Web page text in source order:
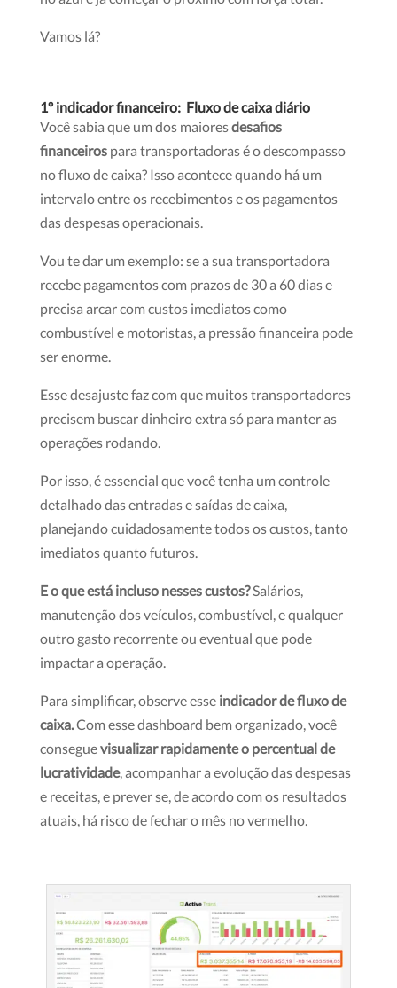
Vamos lá?
1º indicador financeiro: Fluxo de caixa diário
Você sabia que um dos maioresdesafios
financeiros para transportadoras é o descompasso
no fluxo de caixa? Isso acontece quando há um
intervalo entre os recebimentos e os pagamentos
das despesas operacionais.
Vou te dar um exemplo: se a sua transportadora
recebe pagamentos com prazos de 30 a 60 dias e
precisa arcar com custos imediatos como
combustível e motoristas, a pressão financeira pode
ser enorme.
Esse desajuste faz com que muitos transportadores
precisem buscar dinheiro extra só para manter as
operações rodando.
Por isso, é essencial que você tenha um controle
detalhado das entradas e saídas de caixa,
planejando cuidadosamente todos os custos, tanto
imediatos quanto futuros.
E o que está incluso nesses custos?Salários,
manutenção dos veículos, combustível, e qualquer
outro gasto recorrente ou eventual que pode
impactar a operação.
Para simplificar, observe esse indicador de fluxo de
caixa.Com esse dashboard bem organizado, você
conseguevisualizar rapidamente o percentual de
lucratividade, acompanhar a evolução das despesas
e receitas, e prever se, de acordo com os resultados
atuais, há risco de fechar o mês no vermelho.